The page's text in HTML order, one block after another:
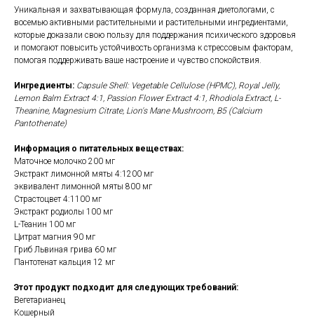
Уникальная и захватывающая формула, созданная диетологами, с
восемью активными растительными и растительными ингредиентами,
которые доказали свою пользу для поддержания психического здоровья
и помогают повысить устойчивость организма к стрессовым факторам,
помогая поддерживать ваше настроение и чувство спокойствия.
Ингредиенты: Capsule Shell: Vegetable Cellulose (HPMC), Royal Jelly,
Lemon Balm Extract 4:1, Passion Flower Extract 4:1, Rhodiola Extract, L-
Theanine, Magnesium Citrate, Lion's Mane Mushroom, B5 (Calcium
Pantothenate)
Информация о питательных веществах:
Маточное молочко 200 мг
Экстракт лимонной мяты 4:1200 мг
эквивалент лимонной мяты 800 мг
Страстоцвет 4:1100 мг
Экстракт родиолы 100 мг
L-Теанин 100 мг
Цитрат магния 90 мг
Гриб Львиная грива 60 мг
Пантотенат кальция 12 мг
Этот продукт подходит для следующих требований:
Вегетарианец
Кошерный